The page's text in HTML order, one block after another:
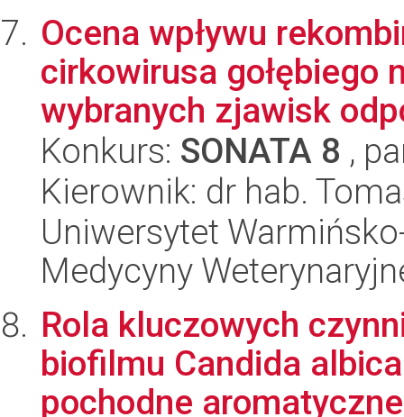
Ocena wpływu
cirkowirusa gołębiego
wybranych zjawisk
Konkurs: SONATA 8 ,
Kierownik: dr hab.
Uniwersytet
Medycyny
Rola kluczowych
biofilmu Candida
pochodne